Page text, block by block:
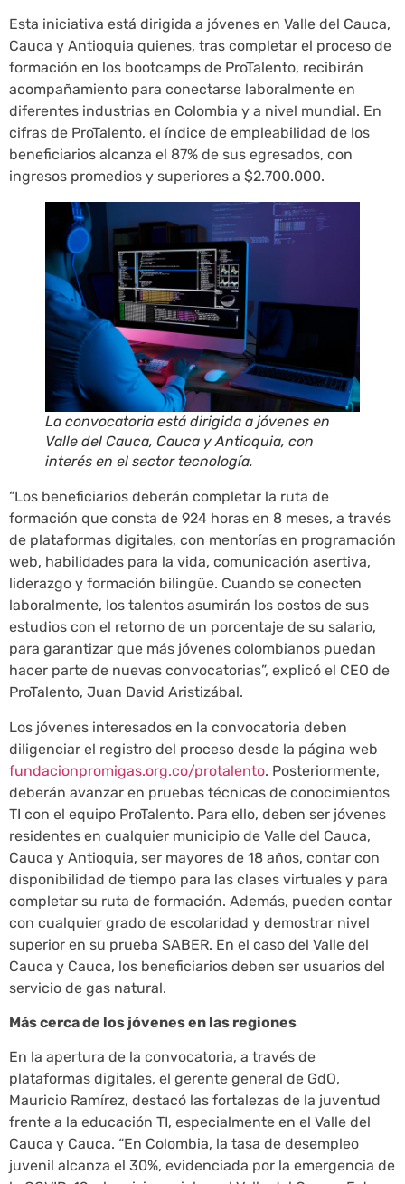
Esta iniciativa está dirigida a jóvenes en Valle del Cauca,
Cauca y Antioquia quienes, tras completar el proceso de
formación en los bootcamps de ProTalento, recibirán
acompañamiento para conectarse laboralmente en
diferentes industrias en Colombia y a nivel mundial. En
cifras de ProTalento, el índice de empleabilidad de los
beneficiarios alcanza el 87% de sus egresados, con
ingresos promedios y superiores a $2.700.000.
La convocatoria está dirigida a jóvenes en
Valle del Cauca, Cauca y Antioquia, con
interés en el sector tecnología.
“Los beneficiarios deberán completar la ruta de
formación que consta de 924 horas en 8 meses, a través
de plataformas digitales, con mentorías en programación
web, habilidades para la vida, comunicación asertiva,
liderazgo y formación bilingüe. Cuando se conecten
laboralmente, los talentos asumirán los costos de sus
estudios con el retorno de un porcentaje de su salario,
para garantizar que más jóvenes colombianos puedan
hacer parte de nuevas convocatorias”, explicó el CEO de
ProTalento, Juan David Aristizábal.
Los jóvenes interesados en la convocatoria deben
diligenciar el registro del proceso desde la página web
fundacionpromigas.org.co/protalento. Posteriormente,
deberán avanzar en pruebas técnicas de conocimientos
TI con el equipo ProTalento. Para ello, deben ser jóvenes
residentes en cualquier municipio de Valle del Cauca,
Cauca y Antioquia, ser mayores de 18 años, contar con
disponibilidad de tiempo para las clases virtuales y para
completar su ruta de formación. Además, pueden contar
con cualquier grado de escolaridad y demostrar nivel
superior en su prueba SABER. En el caso del Valle del
Cauca y Cauca, los beneficiarios deben ser usuarios del
servicio de gas natural.
Más cerca de los jóvenes en las regiones
En la apertura de la convocatoria, a través de
plataformas digitales, el gerente general de GdO,
Mauricio Ramírez, destacó las fortalezas de la juventud
frente a la educación TI, especialmente en el Valle del
Cauca y Cauca. “En Colombia, la tasa de desempleo
juvenil alcanza el 30%, evidenciada por la emergencia de